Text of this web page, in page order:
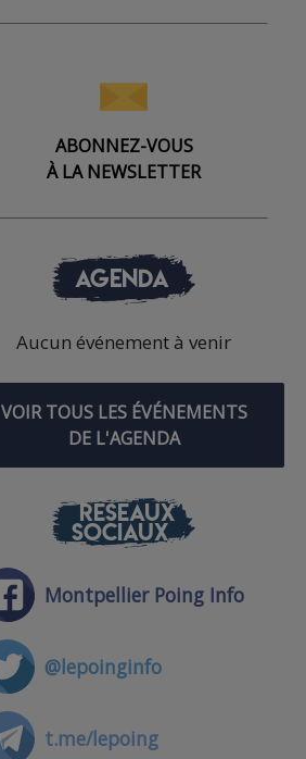
ABONNEZ-VOUS
À LA NEWSLETTER
AGENDA
Aucun événement à venir
VOIR TOUS LES ÉVÉNEMENTS
DE L'AGENDA
RÉSEAUX
SOCIAUX
Montpellier Poing Info
@lepoinginfo
t.me/lepoing